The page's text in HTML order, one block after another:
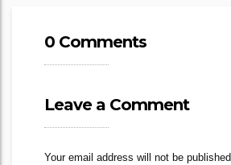
0 Comments
Leave a Comment
Your email address will not be published.